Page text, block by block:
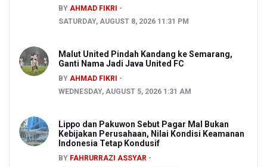
BY AHMAD FIKRI
SATURDAY, AUGUST 8, 2026 11:31 PM
Malut United Pindah Kandang ke Semarang,
Ganti Nama Jadi Java United FC
BY AHMAD FIKRI
WEDNESDAY, AUGUST 5, 2026 1:31 AM
Lippo dan Pakuwon Sebut Pagar Mal Bukan
Kebijakan Perusahaan, Nilai Kondisi Keamanan
Indonesia Tetap Kondusif
BY FAHRURRAZI ASSYAR